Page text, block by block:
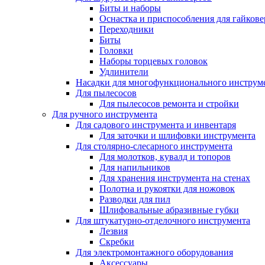
Биты и наборы
Оснастка и приспособления для
Переходники
Биты
Головки
Наборы торцевых головок
Удлинители
Насадки для многофункционального
Для пылесосов
Для пылесосов ремонта и стройки
Для ручного инструмента
Для садового инструмента и инвентаря
Для заточки и шлифовки инструмента
Для столярно-слесарного инструмента
Для молотков, кувалд и топоров
Для напильников
Для хранения инструмента на стенах
Полотна и рукоятки для ножовок
Разводки для пил
Шлифовальные абразивные губки
Для штукатурно-отделочного инструмента
Лезвия
Скребки
Для электромонтажного оборудования
Аксессуары